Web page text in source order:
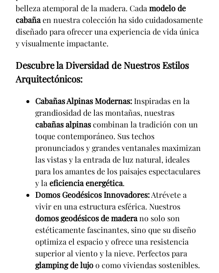
belleza atemporal de la madera. Cadamodelo de
cabañaen nuestra colección ha sido cuidadosamente
diseñado para ofrecer una experiencia de vida única
y visualmente impactante.
Descubre la Diversidad de Nuestros Estilos
Arquitectónicos:
Cabañas Alpinas Modernas:Inspiradas en la
grandiosidad de las montañas, nuestras
cabañas alpinascombinan la tradición con un
toque contemporáneo. Sus techos
pronunciados y grandes ventanales maximizan
las vistas y la entrada de luz natural, ideales
para los amantes de los paisajes espectaculares
y la eficiencia energética.
Domos Geodésicos Innovadores:Atrévete a
vivir en una estructura esférica. Nuestros
domos geodésicos de maderano solo son
estéticamente fascinantes, sino que su diseño
optimiza el espacio y ofrece una resistencia
superior al viento y la nieve. Perfectos para
glamping de lujoo como viviendas sostenibles.